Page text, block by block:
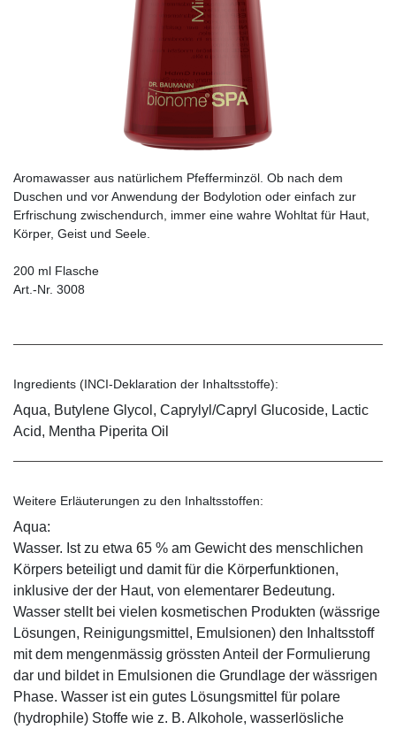
Aromawasser aus natürlichem Pfefferminzöl. Ob nach dem
Duschen und vor Anwendung der Bodylotion oder einfach zur
Erfrischung zwischendurch, immer eine wahre Wohltat für Haut,
Körper, Geist und Seele.
200 ml Flasche
Art.-Nr. 3008
Ingredients (INCI-Deklaration der Inhaltsstoffe):
Aqua, Butylene Glycol, Caprylyl/Capryl Glucoside, Lactic
Acid, Mentha Piperita Oil
Weitere Erläuterungen zu den Inhaltsstoffen:
Aqua:
Wasser. Ist zu etwa 65 % am Gewicht des menschlichen
Körpers beteiligt und damit für die Körperfunktionen,
inklusive der der Haut, von elementarer Bedeutung.
Wasser stellt bei vielen kosmetischen Produkten (wässrige
Lösungen, Reinigungsmittel, Emulsionen) den Inhaltsstoff
mit dem mengenmässig grössten Anteil der Formulierung
dar und bildet in Emulsionen die Grundlage der wässrigen
Phase. Wasser ist ein gutes Lösungsmittel für polare
(hydrophile) Stoffe wie z. B. Alkohole, wasserlösliche